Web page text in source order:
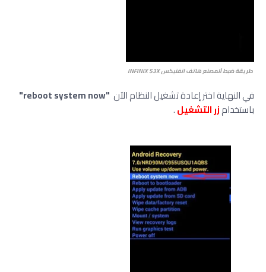
ﻃﺮﻳﻘﺔ ﺿﺒﻂ ﺍﻟﻤﺼﻨﻊ هاتف انفنيكس INFINIX S3X
في النهاية اختر إعادة تشغيل النظام الآن "reboot system now"
باستخدامزر التشغيل.